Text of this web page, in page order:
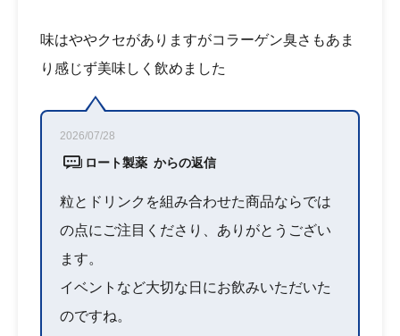
味はややクセがありますがコラーゲン臭さもあま
り感じず美味しく飲めました
ロート製薬 からの返信
2026/07/28
粒とドリンクを組み合わせた商品ならでは
の点にご注目くださり、ありがとうござい
ます。
イベントなど大切な日にお飲みいただいた
のですね。